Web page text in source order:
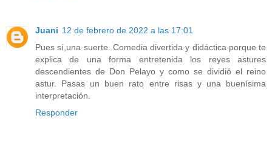
Juani 12 de febrero de 2022 a las 17:01
Pues sí,una suerte. Comedia divertida y didáctica porque te
explica de una forma entretenida los reyes astures
descendientes de Don Pelayo y como se dividió el reino
astur. Pasas un buen rato entre risas y una buenísima
interpretación.
Responder